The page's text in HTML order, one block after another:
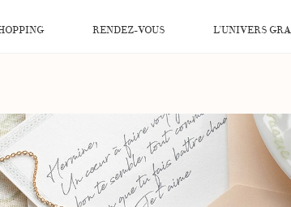
RENDEZ-VOUS L’UNIVERS